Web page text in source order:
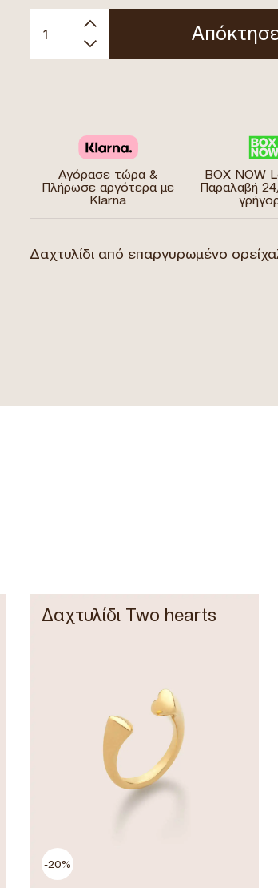
Αγόρασε τώρα &
Πλήρωσε αργότερα με
Klarna
BOX NOW
Παραλαβή
Δαχτυλίδι από επαργυρωμένο
-20%
Δαχτυλίδι Two hearts